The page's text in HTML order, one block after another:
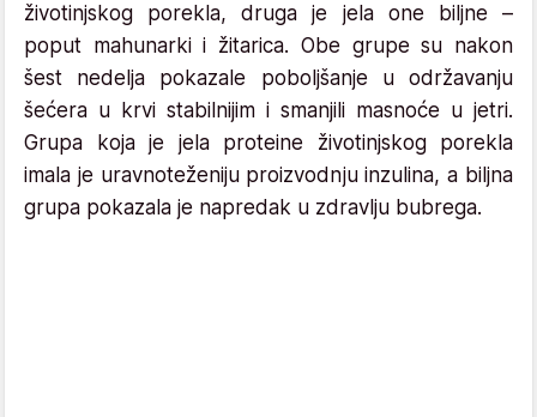
životinjskog porekla, druga je jela one biljne –
poput mahunarki i žitarica. Obe grupe su nakon
šest nedelja pokazale poboljšanje u održavanju
šećera u krvi stabilnijim i smanjili masnoće u jetri.
Grupa koja je jela proteine životinjskog porekla
imala je uravnoteženiju proizvodnju inzulina, a biljna
grupa pokazala je napredak u zdravlju bubrega.